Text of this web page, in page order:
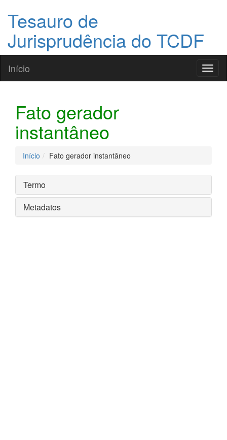
Tesauro de
Jurisprudência do TCDF
Início
Fato gerador
instantâneo
Início Fato gerador instantâneo
Termo
Metadatos